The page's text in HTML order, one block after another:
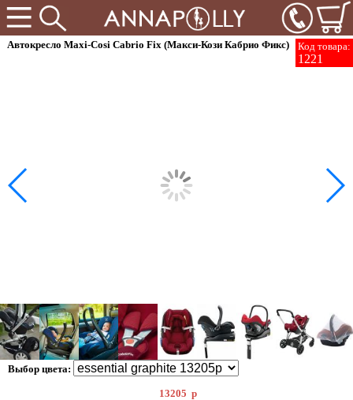
Код товара:
1221
Автокресло Maxi-Cosi Cabrio Fix (Макси-Кози Кабрио Фикс)
Выбор цвета:
13205 р